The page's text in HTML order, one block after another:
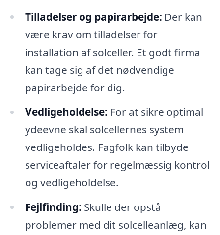
Tilladelser og papirarbejde: Der kan
være krav om tilladelser for
installation af solceller. Et godt firma
kan tage sig af det nødvendige
papirarbejde for dig.
Vedligeholdelse: For at sikre optimal
ydeevne skal solcellernes system
vedligeholdes. Fagfolk kan tilbyde
serviceaftaler for regelmæssig kontrol
og vedligeholdelse.
Fejlfinding: Skulle der opstå
problemer med dit solcelleanlæg, kan